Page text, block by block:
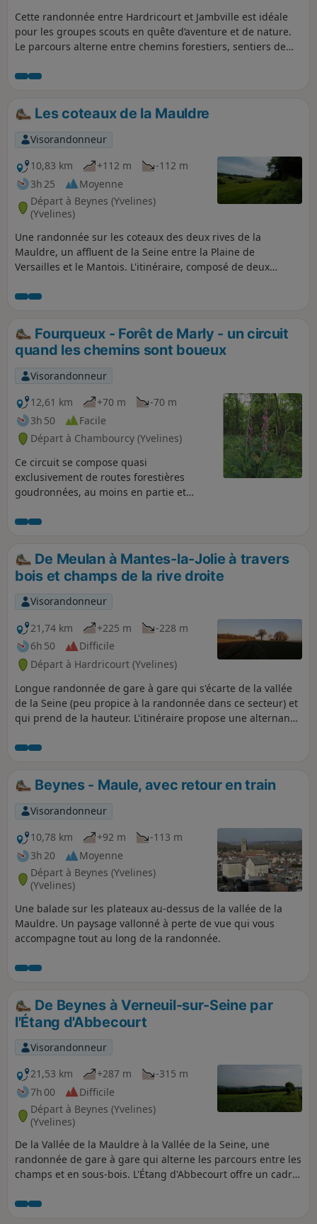
dans la forêt peuvent être boueux et peu
praticables.
Cette randonnée entre Hardricourt et Jambville est idéale
pour les groupes scouts en quête d’aventure et de nature.
Le parcours alterne entre chemins forestiers, sentiers de
belle occasion de tester l’orientation, d’organiser un jeu de
patrouille. En chemin, vous traverserez bois, vallons et
hameaux, jusqu’à Jambville, lieu emblématique du
scoutisme en France. Une itinérance parfaite pour vivre
Les coteaux de la Mauldre
Visorandonneur
10,83 km
+112 m
-112 m
3h 25
Moyenne
Départ à Beynes (Yvelines)
(Yvelines)
Une randonnée sur les coteaux des deux rives de la
Mauldre, un affluent de la Seine entre la Plaine de
Versailles et le Mantois. L'itinéraire, composé de deux
et entre les champs. Un riche patrimoine, en partie lié à
anciens moulins, pont-siphon, corps de ferme, église, ...
Fourqueux - Forêt de Marly - un circuit
quand les chemins sont boueux
Visorandonneur
12,61 km
+70 m
-70 m
3h 50
Facile
Départ à Chambourcy (Yvelines)
Ce circuit se compose quasi
exclusivement de routes forestières
goudronnées, au moins en partie et
Cela permet de randonner en forêt sans
d'eau et de boue l'hiver.
De Meulan à Mantes-la-Jolie à travers
bois et champs de la rive droite
Visorandonneur
21,74 km
+225 m
-228 m
6h 50
Difficile
Départ à Hardricourt (Yvelines)
Longue randonnée de gare à gare qui s'écarte de la vallée
de la Seine (peu propice à la randonnée dans ce secteur) et
qui prend de la hauteur. L'itinéraire propose une alternance
des points de vue étendus. Un beau patrimoine est au
première partie et, sur la fin et en point d'orgue, la
Collégiale Gothique de Mantes-la-Jolie.
Beynes - Maule, avec retour en train
Visorandonneur
10,78 km
+92 m
-113 m
3h 20
Moyenne
Départ à Beynes (Yvelines)
(Yvelines)
Une balade sur les plateaux au-dessus de la vallée de la
Mauldre. Un paysage vallonné à perte de vue qui vous
accompagne tout au long de la randonnée.
De Beynes à Verneuil-sur-Seine par
l'Étang d'Abbecourt
Visorandonneur
21,53 km
+287 m
-315 m
7h 00
Difficile
Départ à Beynes (Yvelines)
(Yvelines)
De la Vallée de la Mauldre à la Vallée de la Seine, une
randonnée de gare à gare qui alterne les parcours entre les
champs et en sous-bois. L'Étang d'Abbecourt offre un cadre
apporte une touche patrimoniale.